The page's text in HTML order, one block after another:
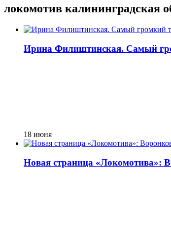
локомотив калининградская
Ирина Филиштинская. Самый
18 июня
Новая страница «Локомотива»: